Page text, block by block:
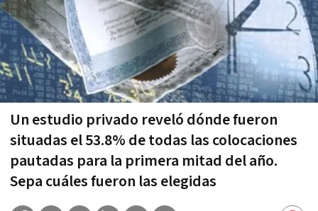
Un estudio privado reveló dónde fueron
situadas el 53.8% de todas las colocaciones
pautadas para la primera mitad del año.
Sepa cuáles fueron las elegidas